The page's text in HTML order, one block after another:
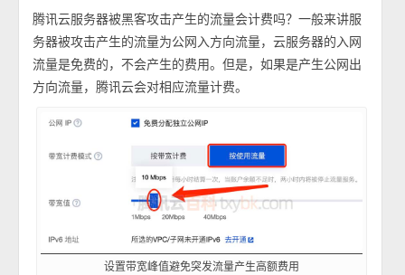
腾讯云服务器被黑客攻击产生的流量会计费吗？一般来讲服
务器被攻击产生的流量为公网入方向流量，云服务器的入网
流量是免费的，不会产生的费用。但是，如果是产生公网出
方向流量，腾讯云会对相应流量计费。
设置带宽峰值避免突发流量产生高额费用